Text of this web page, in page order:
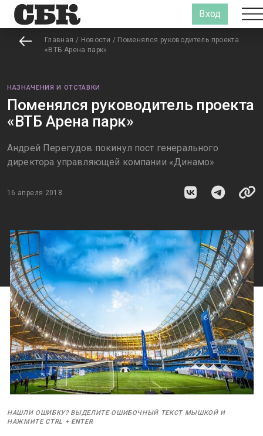
Вход
Главная / Новости / Поменялся руководитель проекта
«ВТБ Арена парк»
НАЗНАЧЕНИЯ И ОТСТАВКИ
Поменялся руководитель проекта
«ВТБ Арена парк»
Андрей Перегудов покинул пост генерального
директора управляющей компании «Динамо»
16 апреля 2018
НАШЛИ ОШИБКУ? ВЫДЕЛИТЕ ОШИБОЧНЫЙ ТЕКСТ МЫШКОЙ И
НАЖМИТЕ CTRL + ENTER